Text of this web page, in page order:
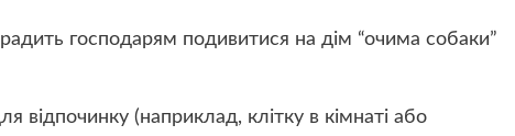
господарям подивитися на дім “очима собаки”
відпочинку (наприклад, клітку в кімнаті або